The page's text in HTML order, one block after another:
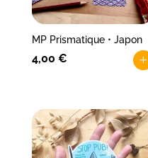
MP Prismatique • Japon
4,00 € +